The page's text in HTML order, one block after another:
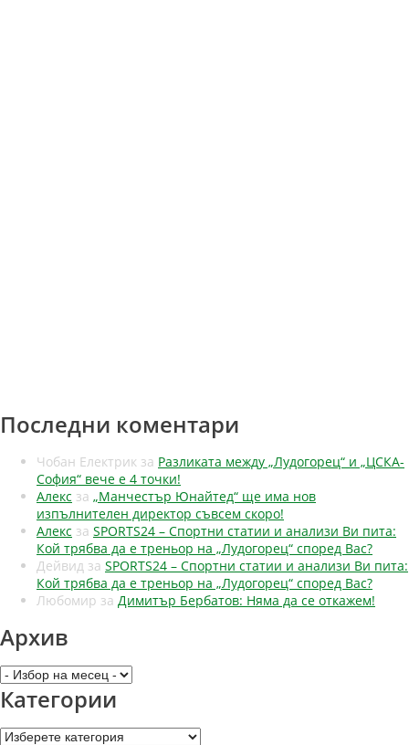
Последни коментари
Чобан Електрик за Разликата между „Лудогорец“ и „ЦСКА-
София“ вече е 4 точки!
Алекс за „Манчестър Юнайтед“ ще има нов
изпълнителен директор съвсем скоро!
Алекс за SPORTS24 – Спортни статии и анализи Ви пита:
Кой трябва да е треньор на „Лудогорец“ според Вас?
Дейвид за SPORTS24 – Спортни статии и анализи Ви пита:
Кой трябва да е треньор на „Лудогорец“ според Вас?
Любомир за Димитър Бербатов: Няма да се откажем!
Архив
Архив
Категории
Категории